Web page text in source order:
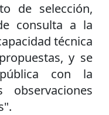
de selección,
consulta a la
técnica
y se
con la